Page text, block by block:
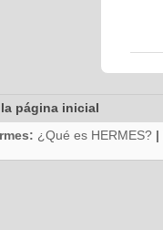
la página inicial
¿Qué es HERMES? |